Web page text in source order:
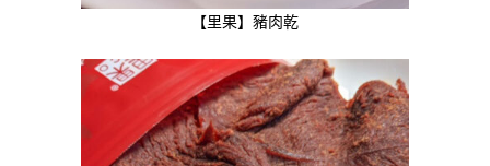
【里果】豬肉乾